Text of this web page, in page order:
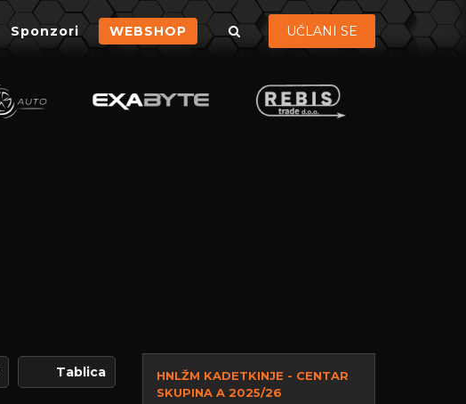
Sponzori WEBSHOP UČLANI SE
Tablica
HNLŽM KADETKINJE - CENTAR
SKUPINA A 2025/26